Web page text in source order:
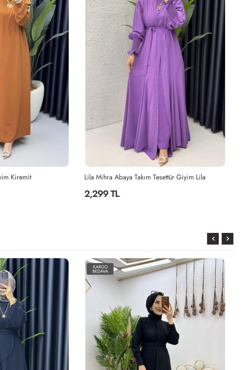
Lila Mihra Abaya Takım Tesettür Giyim Lila
KARGO
BEDAVA